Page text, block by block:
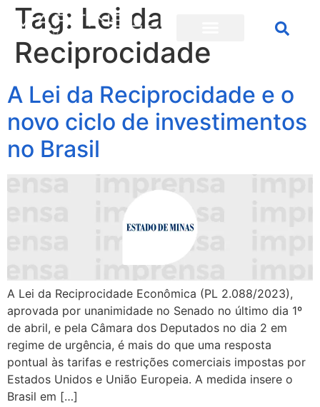
Tag: Lei da
Reciprocidade
A Lei da Reciprocidade e o
novo ciclo de investimentos
no Brasil
A Lei da Reciprocidade Econômica (PL 2.088/2023),
aprovada por unanimidade no Senado no último dia 1º
de abril, e pela Câmara dos Deputados no dia 2 em
regime de urgência, é mais do que uma resposta
pontual às tarifas e restrições comerciais impostas por
Estados Unidos e União Europeia. A medida insere o
Brasil em […]